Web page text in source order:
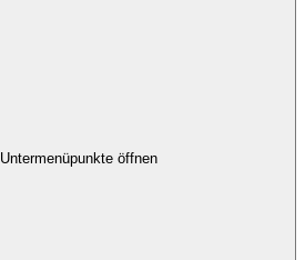
Untermenüpunkte öffnen